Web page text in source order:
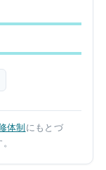
体制 にもとづ